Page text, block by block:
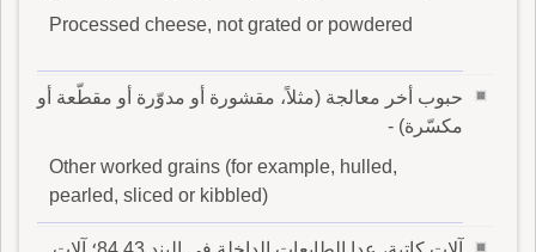
Processed cheese, not grated or powdered
حبوب أخر معالجة (مثلاً، مقشورة أو مدوّرة أو مقطّعة أو
مكسّرة) -
Other worked grains (for example, hulled,
pearled, sliced or kibbled)